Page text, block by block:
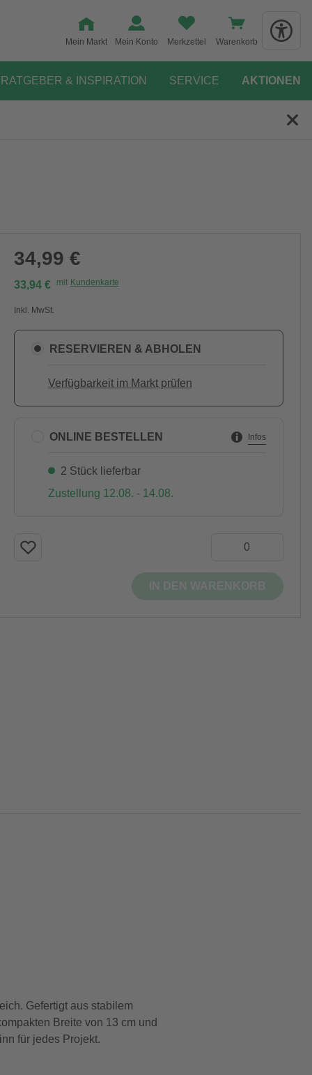
Mein Markt Mein Konto Merkzettel Warenkorb
RATGEBER & INSPIRATION SERVICE AKTIONEN
34,99 €
33,94 € mit Kundenkarte
Inkl. MwSt.
RESERVIEREN & ABHOLEN
Verfügbarkeit im Markt prüfen
ONLINE BESTELLEN Infos
2 Stück lieferbar
Zustellung 12.08. - 14.08.
Gefertigt aus stabilem
Breite von 13 cm und
für jedes Projekt.